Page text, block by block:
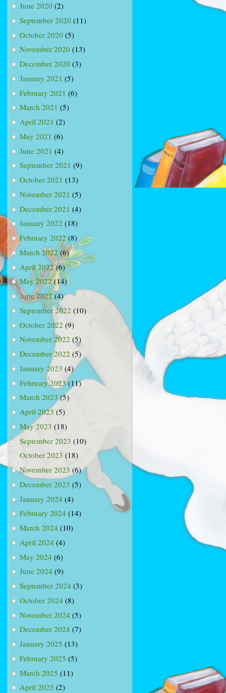
June 2020 (2)
September 2020 (11)
October 2020 (5)
November 2020 (13)
December 2020 (3)
January 2021 (5)
February 2021 (6)
March 2021 (5)
April 2021 (2)
May 2021 (6)
June 2021 (4)
September 2021 (9)
October 2021 (13)
November 2021 (5)
December 2021 (4)
January 2022 (18)
February 2022 (8)
March 2022(6)
April 2022(6)
May 2022(14)
June 2022(4)
September 2022 (10)
October 2022 (9)
November 2022 (5)
December 2022 (5)
January 2023 (4)
February 2023(11)
March 2023(5)
April 2023 (5)
May 2023 (18)
September 2023 (10)
October 2023 (18)
November 2023 (6)
December 2023 (5)
January 2024 (4)
February 2024 (14)
March 2024 (10)
April 2024 (4)
May 2024 (6)
June 2024 (9)
September 2024 (3)
October 2024 (8)
November 2024 (5)
December 2024 (7)
January 2025 (13)
February 2025 (5)
March 2025 (11)
April 2025 (2)